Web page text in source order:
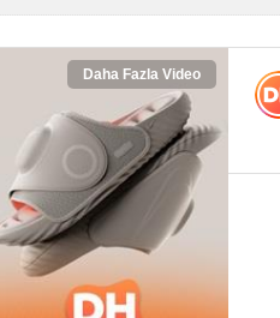
Daha Fazla Video